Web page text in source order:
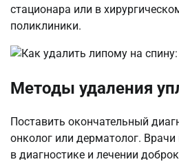
стационара или в
поликлиники.
Методы удаления
Поставить окончательный
онколог или дерматолог.
в диагностике и лечении